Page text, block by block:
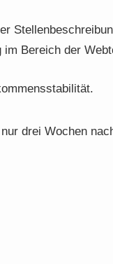
Bereich der
drei Wochen